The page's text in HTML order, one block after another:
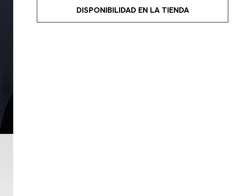
DISPONIBILIDAD EN LA TIENDA